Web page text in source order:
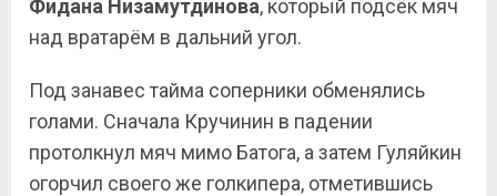
Фидана Низамутдинова, который подсёк мяч
над вратарём в дальний угол.
Под занавес тайма соперники обменялись
голами. Сначала Кручинин в падении
протолкнул мяч мимо Батога, а затем Гуляйкин
огорчил своего же голкипера, отметившись